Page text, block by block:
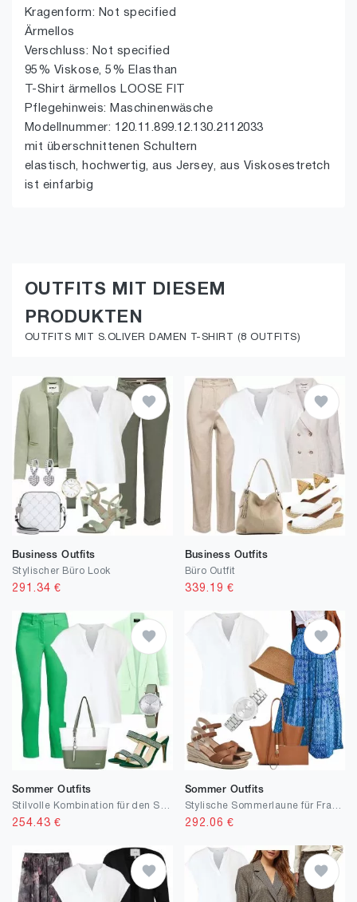
Kragenform: Not specified
Ärmellos
Verschluss: Not specified
95% Viskose, 5% Elasthan
T-Shirt ärmellos LOOSE FIT
Pflegehinweis: Maschinenwäsche
Modellnummer: 120.11.899.12.130.2112033
mit überschnittenen Schultern
elastisch, hochwertig, aus Jersey, aus Viskosestretch
ist einfarbig
OUTFITS MIT DIESEM
PRODUKTEN
OUTFITS MIT S.OLIVER DAMEN T-SHIRT (8 OUTFITS)
Business Outfits
Stylischer Büro Look
291.34 €
Business Outfits
Büro Outfit
339.19 €
Sommer Outfits
254.43 €
Sommer Outfits
292.06 €